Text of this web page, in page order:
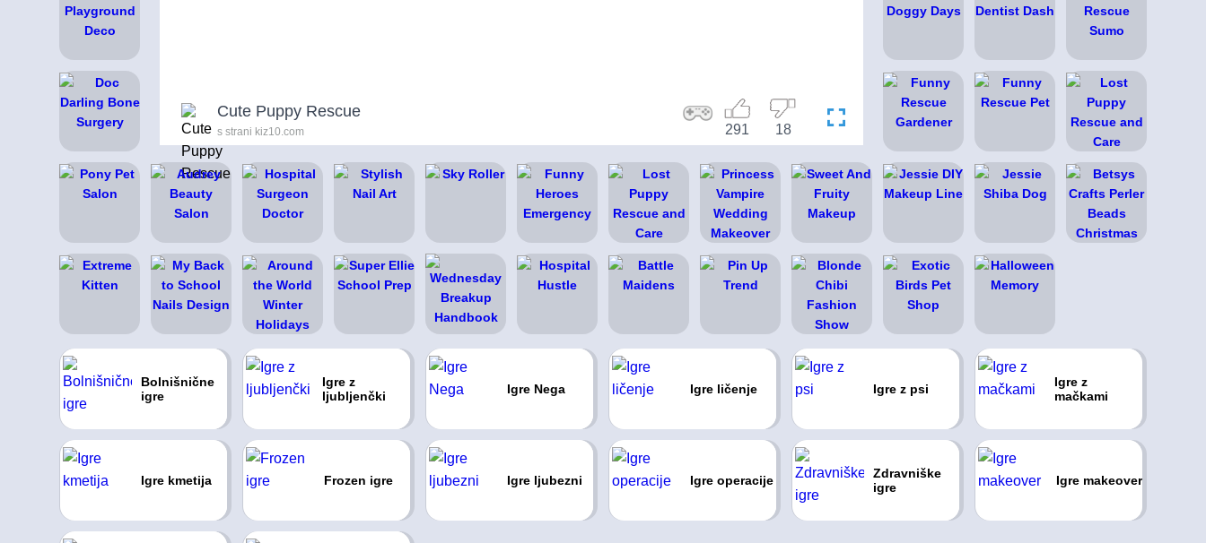
Cute Puppy Rescue
s strani kiz10.com 18
291
Bolnišnične
igre
Igre z
ljubljenčki
Igre Nega Igre ličenje Igre z psi
Igre z
mačkami
Igre kmetija Frozen igre Igre ljubezni Igre operacije
Zdravniške
igre
Igre makeover